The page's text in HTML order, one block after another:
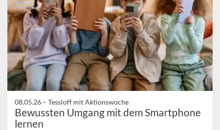
08.05.26 – Tessloff mit Aktionswoche
Bewussten Umgang mit dem Smartphone
lernen